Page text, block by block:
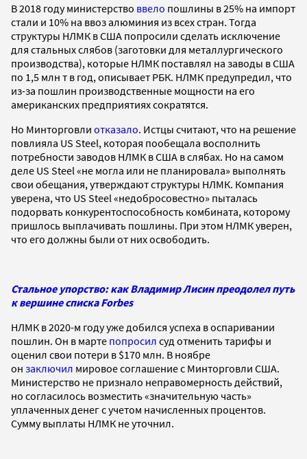
В 2018 году министерство ввело пошлины в 25% на импорт
стали и 10% на ввоз алюминия из всех стран. Тогда
структуры НЛМК в США попросили сделать исключение
для стальных слябов (заготовки для металлургического
производства), которые НЛМК поставлял на заводы в США
по 1,5 млн т в год, описывает РБК. НЛМК предупредил, что
из-за пошлин производственные мощности на его
американских предприятиях сократятся.
Но Минторговли отказало. Истцы считают, что на решение
повлияла US Steel, которая пообещала восполнить
потребности заводов НЛМК в США в слябах. Но на самом
деле US Steel «не могла или не планировала» выполнять
свои обещания, утверждают структуры НЛМК. Компания
уверена, что US Steel «недобросовестно» пыталась
подорвать конкурентоспособность комбината, которому
пришлось выплачивать пошлины. При этом НЛМК уверен,
что его должны были от них освободить.
Стальное упорство: как Владимир Лисин преодолел путь
к вершине списка Forbes
НЛМК в 2020-м году уже добился успеха в оспаривании
пошлин. Он в марте попросил суд отменить тарифы и
оценил свои потери в $170 млн. В ноябре
он заключил мировое соглашение с Минторговли США.
Министерство не признало неправомерность действий,
но согласилось возместить «значительную часть»
уплаченных денег с учетом начисленных процентов.
Сумму выплаты НЛМК не уточнил.